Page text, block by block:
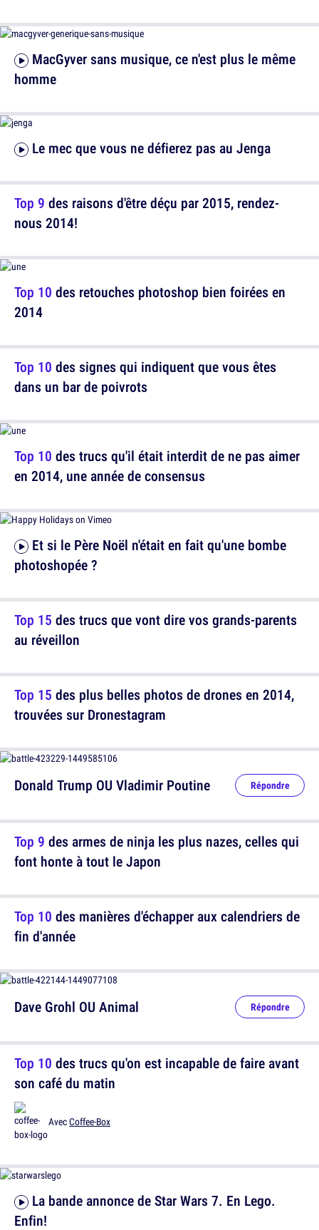
homme
Top 9 des raisons d'être déçu par 2015, rendez-
nous 2014!
Top 10 des signes qui indiquent que vous êtes
dans un bar de poivrots
photoshopée ?
Top 15 des plus belles photos de drones en 2014,
trouvées sur Dronestagram
Top 10 des manières d'échapper aux calendriers de
fin d'année
Top 10 des trucs qu'on est incapable de faire avant
son café du matin
AvecCoffee-Box
Le mec que vous ne défierez pas au Jenga
Top 10 des retouches photoshop bien foirées en
2014
Top 10 des trucs qu'il était interdit de ne pas aimer
en 2014, une année de consensus
Top 15 des trucs que vont dire vos grands-parents
au réveillon
Donald Trump OU Vladimir Poutine Répondre
Top 9 des armes de ninja les plus nazes, celles qui
font honte à tout le Japon
Dave Grohl OU Animal Répondre
Enfin!